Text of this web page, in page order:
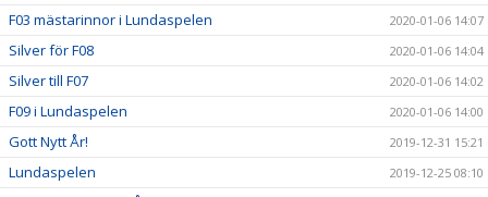
F03 mästarinnor i Lundaspelen 2020-01-06 14:07
Silver för F08 2020-01-06 14:04
Silver till F07 2020-01-06 14:02
F09 i Lundaspelen 2020-01-06 14:00
Gott Nytt År! 2019-12-31 15:21
Lundaspelen 2019-12-25 08:10